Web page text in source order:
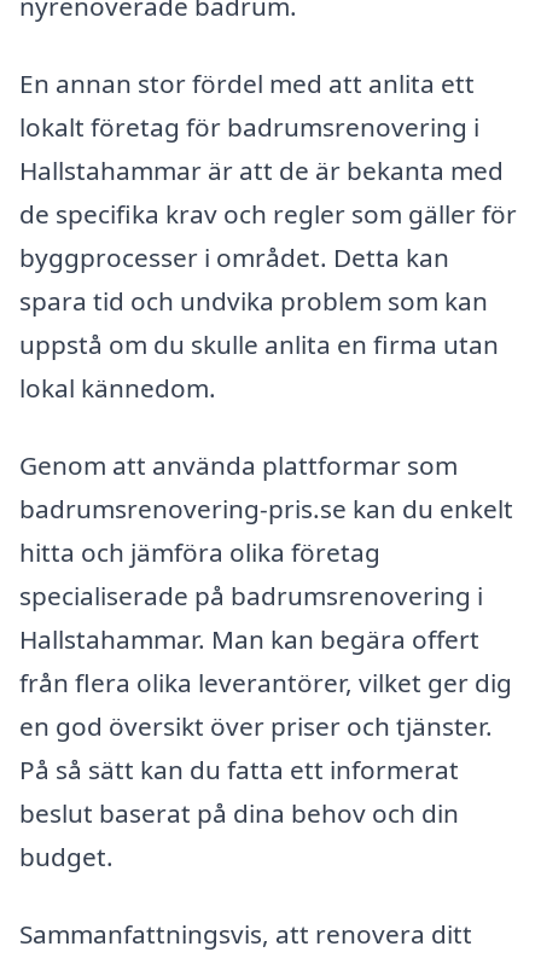
En annan stor fördel med att anlita ett
lokalt företag för badrumsrenovering i
Hallstahammar är att de är bekanta med
de specifika krav och regler som gäller för
byggprocesser i området. Detta kan
spara tid och undvika problem som kan
uppstå om du skulle anlita en firma utan
lokal kännedom.
Genom att använda plattformar som
badrumsrenovering-pris.se kan du enkelt
hitta och jämföra olika företag
specialiserade på badrumsrenovering i
Hallstahammar. Man kan begära offert
från flera olika leverantörer, vilket ger dig
en god översikt över priser och tjänster.
På så sätt kan du fatta ett informerat
beslut baserat på dina behov och din
budget.
Sammanfattningsvis, att renovera ditt